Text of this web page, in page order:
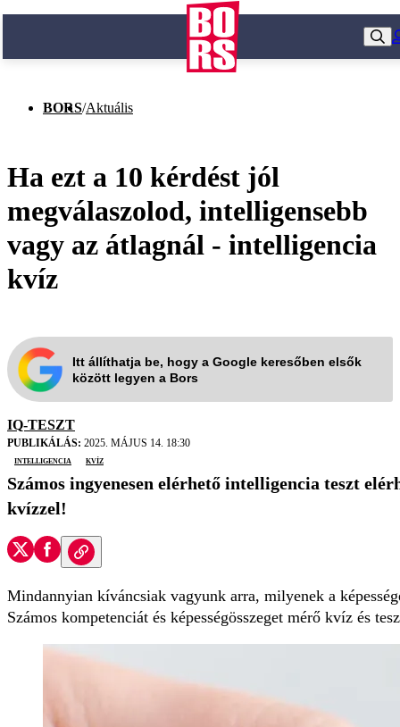
BORS/Aktuális
Ha ezt a 10 kérdést jól
megválaszolod, intelligensebb
vagy az átlagnál - intelligencia
kvíz
Itt állíthatja be, hogy a Google keresőben elsők
között legyen a Bors
IQ-TESZT
PUBLIKÁLÁS: 2025. MÁJUS 14. 18:30
intelligencia
kvíz
Számos ingyenesen elérhető intelligencia teszt
kvízzel!
Mindannyian kíváncsiak vagyunk arra, milyenek a
Számos kompetenciát és képességösszeget mérő kvíz és